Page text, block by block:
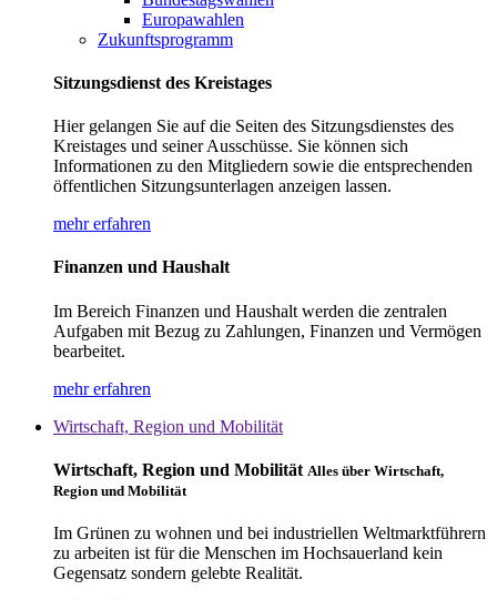
Europawahlen
Zukunftsprogramm
Sitzungsdienst des Kreistages
Hier gelangen Sie auf die Seiten des Sitzungsdienstes des
Kreistages und seiner Ausschüsse. Sie können sich
Informationen zu den Mitgliedern sowie die entsprechenden
öffentlichen Sitzungsunterlagen anzeigen lassen.
mehr erfahren
Finanzen und Haushalt
Im Bereich Finanzen und Haushalt werden die zentralen
Aufgaben mit Bezug zu Zahlungen, Finanzen und Vermögen
bearbeitet.
mehr erfahren
Wirtschaft, Region und Mobilität
Wirtschaft, Region und Mobilität Alles über Wirtschaft,
Region und Mobilität
Im Grünen zu wohnen und bei industriellen Weltmarktführern
zu arbeiten ist für die Menschen im Hochsauerland kein
Gegensatz sondern gelebte Realität.